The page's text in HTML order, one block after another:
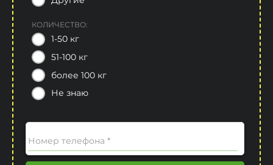
КОЛИЧЕСТВО:
1-50 кг
51-100 кг
более 100 кг
Не знаю
Номер телефона *